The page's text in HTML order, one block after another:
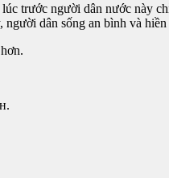
trước người dân nước này
dân sống an bình và
.